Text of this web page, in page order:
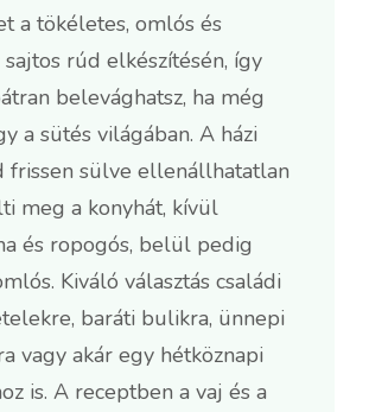
a tökéletes, omlós és
rúd elkészítésén, így
belevághatsz, ha még
a sütés világában. A házi
frissen sülve ellenállhatatlan
meg a konyhát, kívül
és ropogós, belül pedig
Kiváló választás családi
baráti bulikra, ünnepi
vagy akár egy hétköznapi
is. A receptben a vaj és a